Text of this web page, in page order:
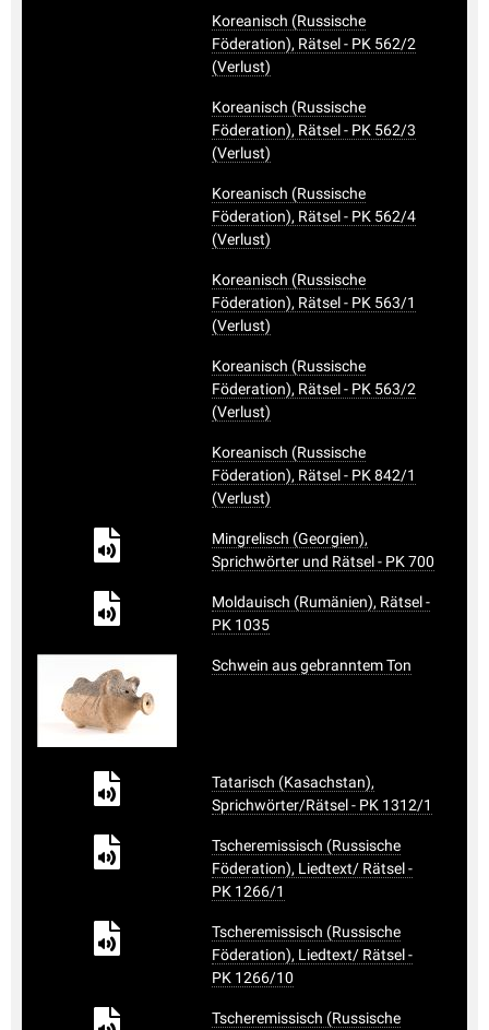
Koreanisch (Russische
Föderation), Rätsel - PK 562/2
(Verlust)
Koreanisch (Russische
Föderation), Rätsel - PK 562/3
(Verlust)
Koreanisch (Russische
Föderation), Rätsel - PK 562/4
(Verlust)
Koreanisch (Russische
Föderation), Rätsel - PK 563/1
(Verlust)
Koreanisch (Russische
Föderation), Rätsel - PK 563/2
(Verlust)
Koreanisch (Russische
Föderation), Rätsel - PK 842/1
(Verlust)
Mingrelisch (Georgien),
Sprichwörter und Rätsel - PK 700
Moldauisch (Rumänien), Rätsel -
PK 1035
Schwein aus gebranntem Ton
Tatarisch (Kasachstan),
Sprichwörter/Rätsel - PK 1312/1
Tscheremissisch (Russische
Föderation), Liedtext/ Rätsel -
PK 1266/1
Tscheremissisch (Russische
Föderation), Liedtext/ Rätsel -
PK 1266/10
Tscheremissisch (Russische